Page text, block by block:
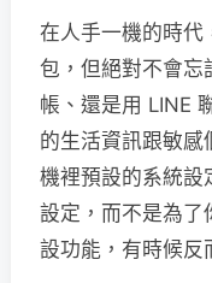
在人手一機的時代
包，但絕對不會忘
帳、還是用 LINE
的生活資訊跟敏感
機裡預設的系統設
設定，而不是為了
設功能，有時候反